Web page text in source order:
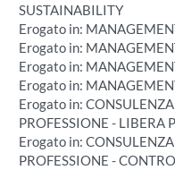
SUSTAINABILITY
Erogato in:
Erogato in:
Erogato in:
Erogato in:
Erogato in:
PROFESSIONE - LIBERA
Erogato in:
PROFESSIONE -